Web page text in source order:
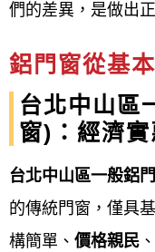
鐵窗, 鐵門安裝施工
窗, 防盜窗安裝施工
窗：鋁窗、鋁門窗
門：客製化打造您
門，鍛造鐵門；電
們的差異，是做出
鋁門窗從基
台北中山區
窗)：經濟
台北中山區一般鋁
的傳統門窗，僅具
構簡單、 價格親民